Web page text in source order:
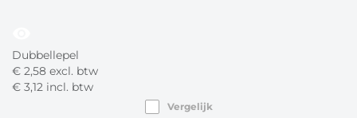
Dubbellepel
€ 2,58 excl. btw
€ 3,12 incl. btw
Vergelijk